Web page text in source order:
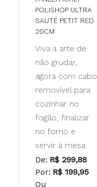
POLISHOP ULTRA
SAUTÉ PETIT RED
20CM
Viva a arte de
não grudar,
agora com cabo
removível para
cozinhar no
fogão, finalizar
no forno e
servir à mesa.
De: R$ 299,88
Por: R$ 199,95
Ou